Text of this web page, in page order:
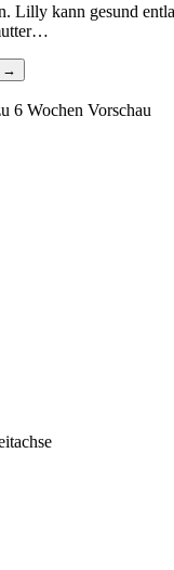
Lilly kann gesund
→
6 Wochen Vorschau